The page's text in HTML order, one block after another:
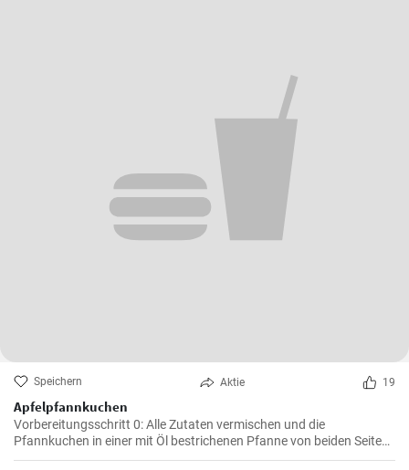
Speichern Aktie 19
Apfelpfannkuchen
Vorbereitungsschritt 0: Alle Zutaten vermischen und die
Pfannkuchen in einer mit Öl bestrichenen Pfanne von beiden Seiten
braten.